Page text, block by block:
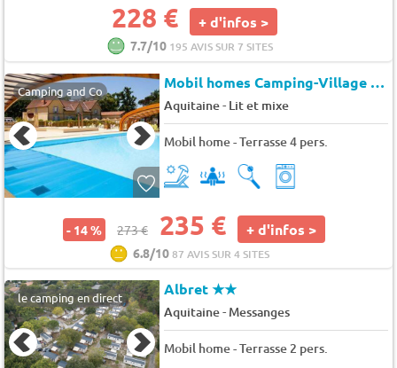
228 € + d'infos >
7.7/10 195 AVIS SUR 7 SITES
Camping and Co Mobil homes Camping-Village Le Soleil des Lan
Aquitaine- Lit et mixe
Mobil home - Terrasse 4 pers.
- 14 % 273 € 235 € + d'infos >
6.8/1087 AVIS SUR 4 SITES
le camping en direct Albret★★
Aquitaine- Messanges
Mobil home - Terrasse 2 pers.